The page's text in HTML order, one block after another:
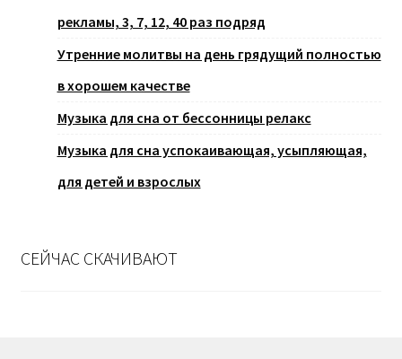
рекламы, 3, 7, 12, 40 раз подряд
Утренние молитвы на день грядущий полностью
в хорошем качестве
Музыка для сна от бессонницы релакс
Музыка для сна успокаивающая, усыпляющая,
для детей и взрослых
СЕЙЧАС СКАЧИВАЮТ